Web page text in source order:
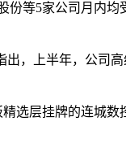
等5家公司月内均
，上半年，公司
选层挂牌的连城数